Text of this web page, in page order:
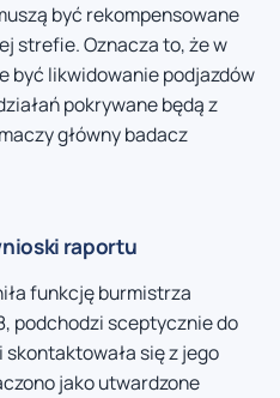
być rekompensowane
strefie. Oznacza to, że w
być likwidowanie podjazdów
pokrywane będą z
główny badacz
raportu
funkcję burmistrza
podchodzi sceptycznie do
się z jego
jako utwardzone